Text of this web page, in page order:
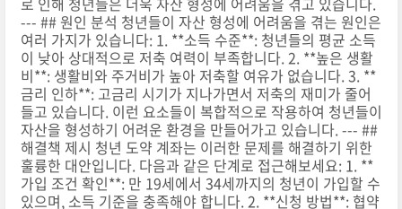
--- ## 원인 분석 청년들이 자산 형성에 어려움을 겪는 원인은
여러 가지가 있습니다: 1. **소득 수준**: 청년들의 평균 소득
이 낮아 상대적으로 저축 여력이 부족합니다. 2. **높은 생활
비**: 생활비와 주거비가 높아 저축할 여유가 없습니다. 3. **
금리 인하**: 고금리 시기가 지나가면서 저축의 재미가 줄어
들고 있습니다. 이런 요소들이 복합적으로 작용하여 청년들이
자산을 형성하기 어려운 환경을 만들어가고 있습니다. --- ##
해결책 제시 청년 도약 계좌는 이러한 문제를 해결하기 위한
훌륭한 대안입니다. 다음과 같은 단계로 접근해보세요: 1. **
가입 조건 확인**: 만 19세에서 34세까지의 청년이 가입할 수
있으며, 소득 기준을 충족해야 합니다. 2. **신청 방법**: 협약